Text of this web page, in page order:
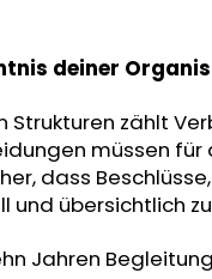
deiner
Strukturen zählt
müssen
dass
und übersichtlich
Jahren